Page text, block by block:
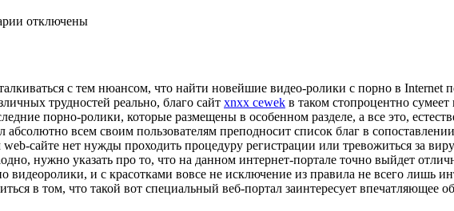
отключены
с тем нюансом, что найти новейшие видео-ролики с порно в Internet
трудностей реально, благо сайт xnxx cewek в таком стопроцентно
порно-ролики, которые размещены в особенном разделе, а все это,
абсолютно всем своим пользователям преподносит список благ в
сайте нет нужды проходить процедуру регистрации или тревожиться за
нужно указать про то, что на данном интернет-портале точно выйдет
видеоролики, и с красотками вовсе не исключение из правила не всего лишь
в том, что такой вот специальный веб-портал заинтересует